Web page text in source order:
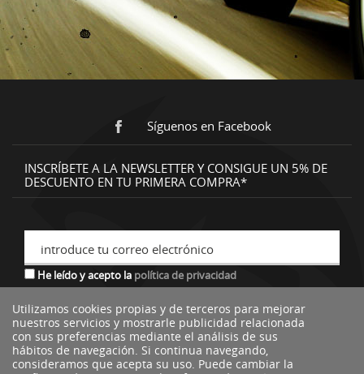
Síguenos en Facebook
INSCRÍBETE A LA NEWSLETTER Y CONSIGUE UN 5% DE
DESCUENTO EN TU PRIMERA COMPRA*
introduce tu correo electrónico
He leído y acepto la política de privacidad
*descuento no acumulable a otras ofertas o promociones.
Utilizamos cookies propias y de terceros para mejorar
nuestros servicios y mostrarle publicidad relacionada
con sus preferencias mediante el análisis de sus
hábitos de navegación. Si continua navegando,
consideramos que acepta su uso. Puede cambiar la